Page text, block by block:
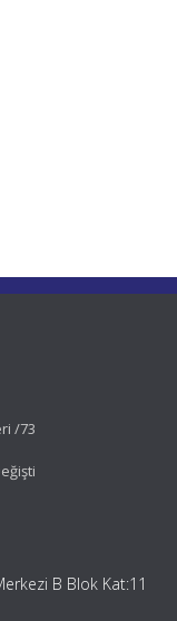
/73
B Blok Kat:11